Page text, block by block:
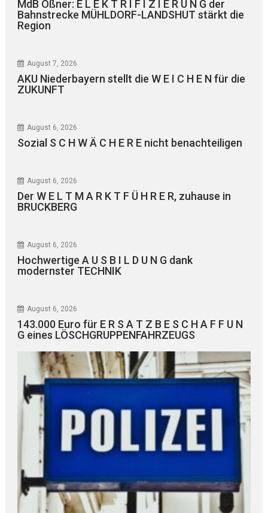
MdB Oßner: E L E K T R I F I Z I E R U N G der
Bahnstrecke MÜHLDORF-LANDSHUT stärkt die
Region
August 7, 2026
AKU Niederbayern stellt die W E I C H E N für die
ZUKUNFT
August 6, 2026
Sozial S C H W Ä C H E R E nicht benachteiligen
August 6, 2026
Der W E L T M A R K T F Ü H R E R, zuhause in
BRUCKBERG
August 6, 2026
Hochwertige A U S B I L D U N G dank
modernster TECHNIK
August 6, 2026
143.000 Euro für E R S A T Z B E S C H A F F U N
G eines LÖSCHGRUPPENFAHRZEUGS